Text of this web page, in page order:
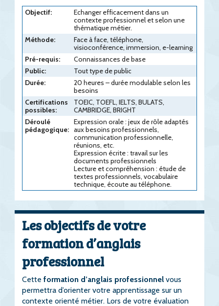
Objectif:
Echanger efficacement dans un
contexte professionnel et selon une
thématique métier.
Méthode:
Face à face, téléphone,
visioconférence, immersion, e-learning
Pré-requis:
Connaissances de base
Public:
Tout type de public
Durée:
20 heures – durée modulable selon les
besoins
Certifications
possibles:
TOEIC, TOEFL, IELTS, BULATS,
CAMBRIDGE, BRIGHT
Déroulé
pédagogique:
Expression orale : jeux de rôle adaptés
aux besoins professionnels,
communication professionnelle,
réunions, etc.
Expression écrite : travail sur les
documents professionnels
Lecture et compréhension : étude de
textes professionnels, vocabulaire
technique, écoute au téléphone.
Les objectifs de votre
formation d’anglais
professionnel
Cette formation d’anglais professionnel vous
permettra d’orienter votre apprentissage sur un
contexte orienté métier. Lors de votre évaluation